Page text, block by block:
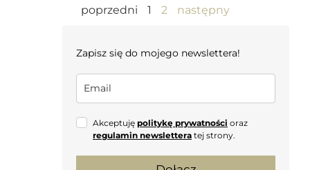
poprzedni 1 2 następny
Zapisz się do mojego newslettera!
Akceptuję politykę prywatności oraz
regulamin newslettera tej strony.